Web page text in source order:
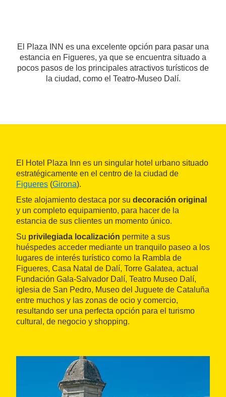
El Plaza INN es una excelente opción para pasar una
estancia en Figueres, ya que se encuentra situado a
pocos pasos de los principales atractivos turísticos de
la ciudad, como el Teatro-Museo Dalí.
El Hotel Plaza Inn es un singular hotel urbano situado
estratégicamente en el centro de la ciudad de
Figueres (Girona).
Este alojamiento destaca por su decoración original
y un completo equipamiento, para hacer de la
estancia de sus clientes un momento único.
Su privilegiada localización permite a sus
huéspedes acceder mediante un tranquilo paseo a los
lugares de interés turístico como la Rambla de
Figueres, Casa Natal de Dalí, Torre Galatea, actual
Fundación Gala-Salvador Dalí, Teatro Museo Dalí,
iglesia de San Pedro, Museo del Juguete de Cataluña
entre muchos y las zonas de ocio y comercio,
resultando ser una perfecta opción para el turismo
cultural, de negocio y shopping.